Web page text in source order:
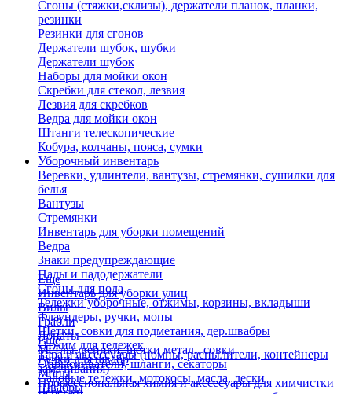
Сгоны (стяжки,склизы), держатели планок, планки,
резинки
Резинки для сгонов
Держатели шубок, шубки
Держатели шубок
Наборы для мойки окон
Скребки для стекол, лезвия
Лезвия для скребков
Ведра для мойки окон
Штанги телескопические
Кобура, колчаны, пояса, сумки
Уборочный инвентарь
Веревки, удлинтели, вантузы, стремянки, сушилки для
белья
Вантузы
Стремянки
Инвентарь для уборки помещений
Ведра
Знаки предупреждающие
Пады и падодержатели
Сгоны для пола
Тележки уборочные, отжимы, корзины, вкладыши
Флаундеры, ручки, мопы
Щетки, совки для подметания, дер.швабры
Отжим для тележек
Ручки для швабр
Мопы
Швабры
Еще
Инвентарь для уборки улиц
Вилы
Грабли
Лопаты
Метлы, веники, щетки метал., совки
Опрыскиватели, шланги, секаторы
Садовые тележки, мотокосы, масла, лески
Еще
Тара и аксессуары (помпы, распылители, контейнеры
замачивания)
Профессиональная химия и акссесуары для химчистки